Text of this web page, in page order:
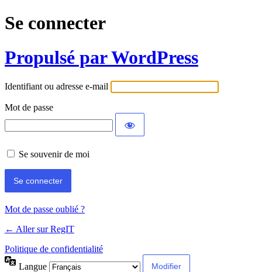
Se connecter
Propulsé par WordPress
Identifiant ou adresse e-mail
Mot de passe
Se souvenir de moi
Mot de passe oublié ?
← Aller sur RegIT
Politique de confidentialité
Langue